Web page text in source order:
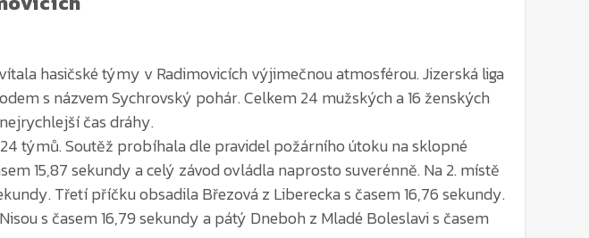
hasičské týmy v Radimovicích výjimečnou atmosférou. Jizerská liga
s názvem Sychrovský pohár. Celkem 24 mužských a 16 ženských
čas dráhy.
týmů. Soutěž probíhala dle pravidel požárního útoku na sklopné
15,87 sekundy a celý závod ovládla naprosto suverénně. Na 2. místě
Třetí příčku obsadila Březová z Liberecka s časem 16,76 sekundy.
s časem 16,79 sekundy a pátý Dneboh z Mladé Boleslavi s časem
souboje jako ten mužský. Celkem 16 týmů zápolilo dle stejných
Děvčata z Olešnice ze Semil znovu ukázaly, že přijely vyhrávat.